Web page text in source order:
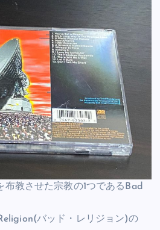
布教させた宗教の1つであるBad
バッド・レリジョン)の